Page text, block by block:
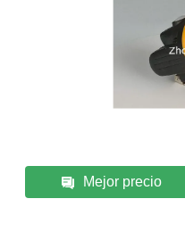
Mejor precio